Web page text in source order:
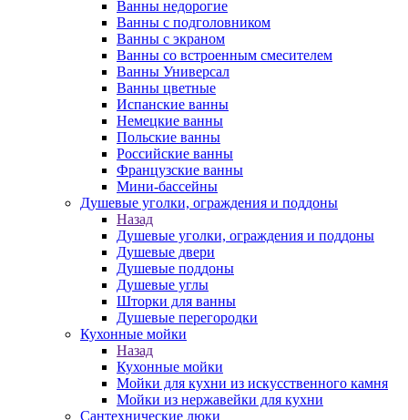
Ванны недорогие
Ванны с подголовником
Ванны с экраном
Ванны со встроенным смесителем
Ванны Универсал
Ванны цветные
Испанские ванны
Немецкие ванны
Польские ванны
Российские ванны
Французские ванны
Мини-бассейны
Душевые уголки, ограждения и поддоны
Назад
Душевые уголки, ограждения и поддоны
Душевые двери
Душевые поддоны
Душевые углы
Шторки для ванны
Душевые перегородки
Кухонные мойки
Назад
Кухонные мойки
Мойки для кухни из искусственного камня
Мойки из нержавейки для кухни
Сантехнические люки